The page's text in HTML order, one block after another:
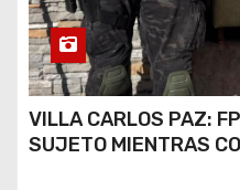
VILLA CARLOS PAZ:
SUJETO MIENTRAS